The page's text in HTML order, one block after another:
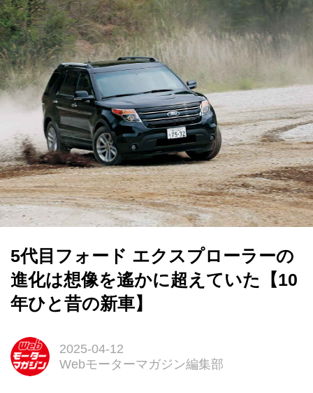
5代目フォード エクスプローラーの
進化は想像を遙かに超えていた【10
年ひと昔の新車】
2025-04-12
Webモーターマガジン編集部